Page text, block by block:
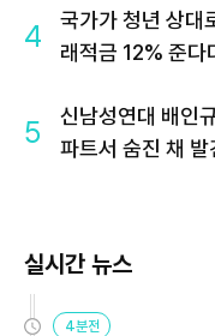
4
국가가 청년 상대
래적금 12% 준다
5
신남성연대 배인
파트서 숨진 채 발
실시간 뉴스
4분전